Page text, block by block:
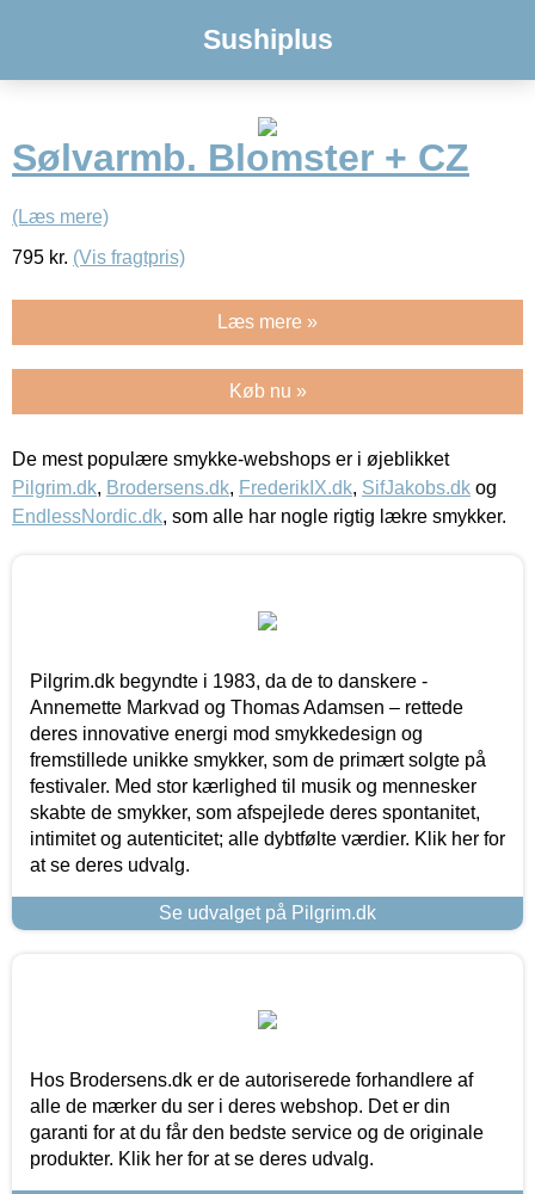
Sushiplus
Sølvarmb. Blomster + CZ
(Læs mere)
795 kr. (Vis fragtpris)
Læs mere »
Køb nu »
De mest populære smykke-webshops er i øjeblikket
Pilgrim.dk, Brodersens.dk, FrederikIX.dk, SifJakobs.dk og
EndlessNordic.dk, som alle har nogle rigtig lækre smykker.
Pilgrim.dk begyndte i 1983, da de to danskere -
Annemette Markvad og Thomas Adamsen – rettede
deres innovative energi mod smykkedesign og
fremstillede unikke smykker, som de primært solgte på
festivaler. Med stor kærlighed til musik og mennesker
skabte de smykker, som afspejlede deres spontanitet,
intimitet og autenticitet; alle dybtfølte værdier. Klik her for
at se deres udvalg.
Se udvalget på Pilgrim.dk
Hos Brodersens.dk er de autoriserede forhandlere af
alle de mærker du ser i deres webshop. Det er din
garanti for at du får den bedste service og de originale
produkter. Klik her for at se deres udvalg.